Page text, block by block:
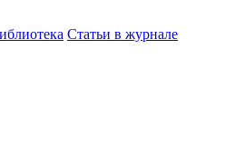
Статьи в журнале